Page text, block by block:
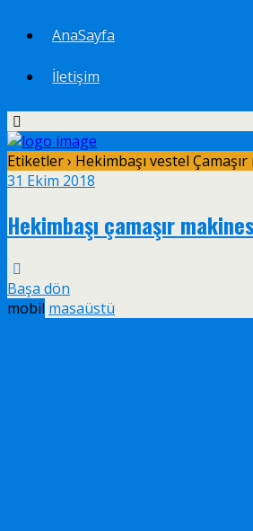
AnaSayfa
İletişim
Etiketler › Hekimbaşı vestel
31 Ekim 2018
Hekimbaşı çamaşır
Başa dön
mobil masaüstü